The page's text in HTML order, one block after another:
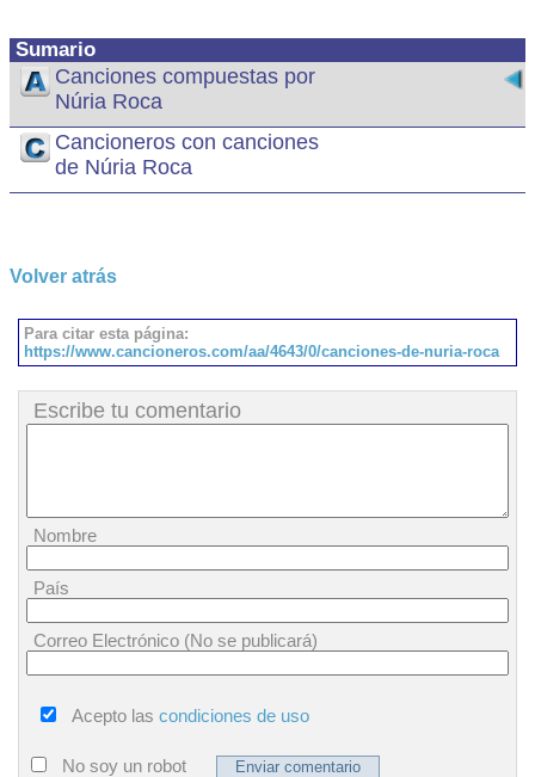
Sumario
Canciones compuestas por
Núria Roca
Cancioneros con canciones
de Núria Roca
Volver atrás
Para citar esta página:
https://www.cancioneros.com/aa/4643/0/canciones-de-nuria-roca
Escribe tu comentario
Nombre
País
Correo Electrónico (No se publicará)
Acepto las condiciones de uso
No soy un robot